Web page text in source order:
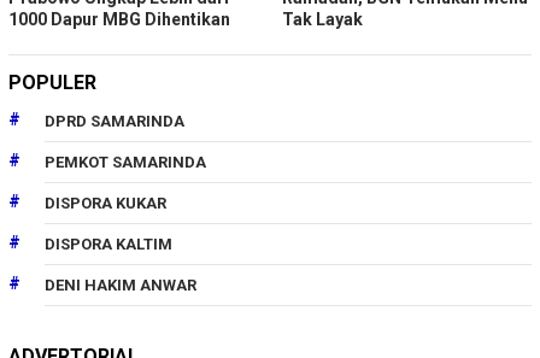
1000 Dapur MBG Dihentikan
Tak Layak
POPULER
DPRD SAMARINDA
PEMKOT SAMARINDA
DISPORA KUKAR
DISPORA KALTIM
DENI HAKIM ANWAR